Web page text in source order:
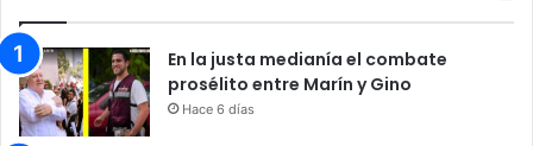
En la justa medianía el combate
prosélito entre Marín y Gino
Hace 6 días